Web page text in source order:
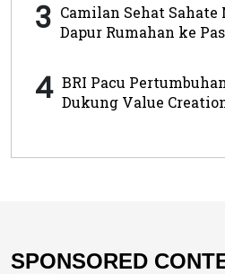
3 Camilan Sehat Sahate
Dapur Rumahan ke
4 BRI Pacu
Dukung Value
SPONSORED